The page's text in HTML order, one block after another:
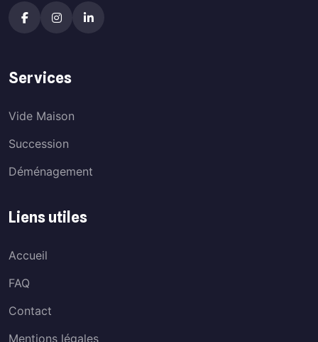
Services
Vide Maison
Succession
Déménagement
Liens utiles
Accueil
FAQ
Contact
Mentions légales